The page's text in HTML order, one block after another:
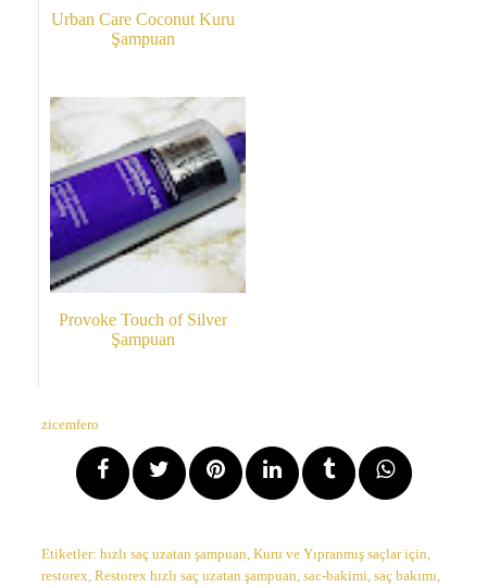
Urban Care Coconut Kuru
Şampuan
Provoke Touch of Silver
Şampuan
zicemfero
Etiketler: hızlı saç uzatan şampuan Kuru ve Yıpranmış saçlar için
restorex Restorex hızlı saç uzatan şampuan sac-bakimi saç bakımı